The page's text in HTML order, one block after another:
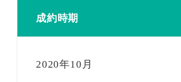
成約時期
2020年10月